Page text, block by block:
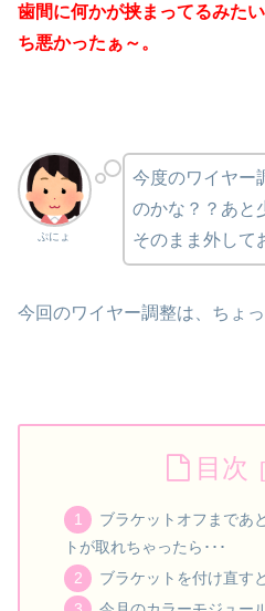
歯間に何かが挟まってるみた
ち悪かったぁ～。
ぷにょ
今度のワイヤー
のかな？？あと
そのまま外して
今回のワイヤー調整は、ちょ
目次
ブラケットオフまであ
トが取れちゃったら･･･
ブラケットを付け直す